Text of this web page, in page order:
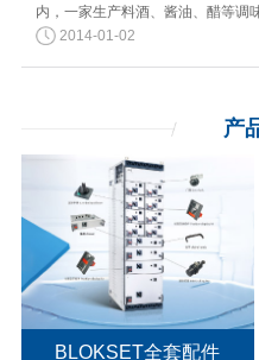
内，一家生产料酒、酱油、醋等调
2014-01-02
产
BLOKSET全套配件